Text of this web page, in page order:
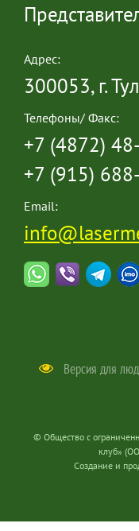
Адрес:
300053, г.
Телефоны/ Факс:
+7 (4872)
+7 (915)
Email:
Версия для
© Общество с
клуб»
Создание и